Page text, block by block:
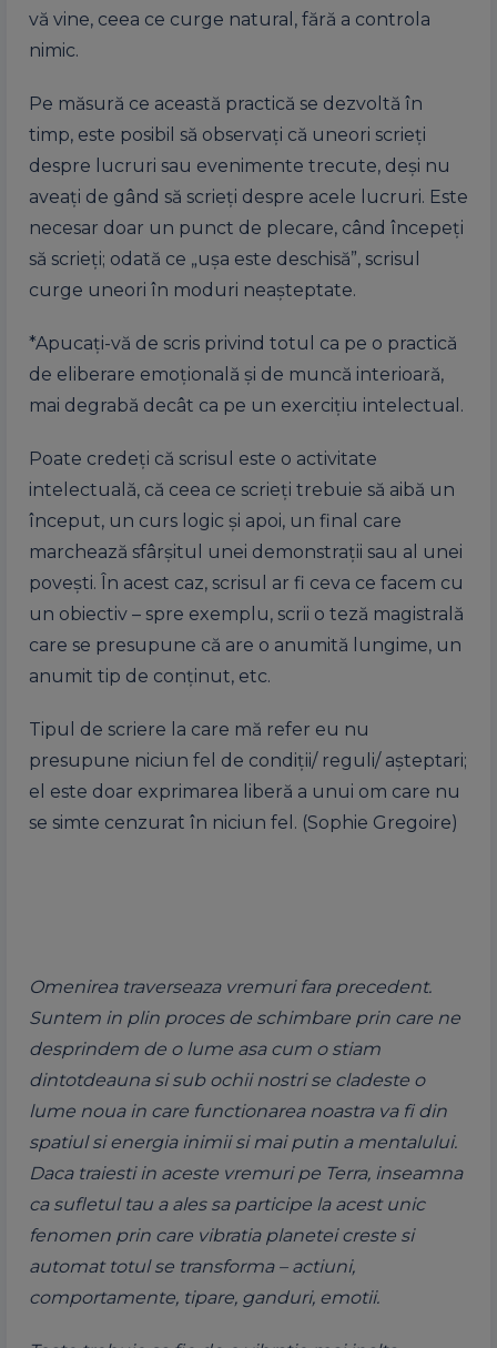
vă vine, ceea ce curge natural, fără a controla
nimic.
Pe măsură ce această practică se dezvoltă în
timp, este posibil să observați că uneori scrieți
despre lucruri sau evenimente trecute, deși nu
aveați de gând să scrieți despre acele lucruri. Este
necesar doar un punct de plecare, când începeți
să scrieți; odată ce „ușa este deschisă”, scrisul
curge uneori în moduri neașteptate.
*Apucați-vă de scris privind totul ca pe o practică
de eliberare emoțională și de muncă interioară,
mai degrabă decât ca pe un exercițiu intelectual.
Poate credeți că scrisul este o activitate
intelectuală, că ceea ce scrieți trebuie să aibă un
început, un curs logic și apoi, un final care
marchează sfârșitul unei demonstrații sau al unei
povești. În acest caz, scrisul ar fi ceva ce facem cu
un obiectiv – spre exemplu, scrii o teză magistrală
care se presupune că are o anumită lungime, un
anumit tip de conținut, etc.
Tipul de scriere la care mă refer eu nu
presupune niciun fel de condiții/ reguli/ așteptari;
el este doar exprimarea liberă a unui om care nu
se simte cenzurat în niciun fel. (Sophie Gregoire)
Omenirea traverseaza vremuri fara precedent.
Suntem in plin proces de schimbare prin care ne
desprindem de o lume asa cum o stiam
dintotdeauna si sub ochii nostri se cladeste o
lume noua in care functionarea noastra va fi din
spatiul si energia inimii si mai putin a mentalului.
Daca traiesti in aceste vremuri pe Terra, inseamna
ca sufletul tau a ales sa participe la acest unic
fenomen prin care vibratia planetei creste si
automat totul se transforma – actiuni,
comportamente, tipare, ganduri, emotii.